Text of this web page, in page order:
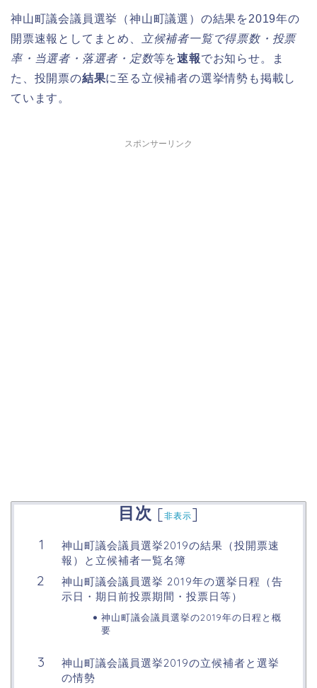
神山町議会議員選挙（神山町議選）の結果を2019年の
開票速報としてまとめ、
立候補者一覧で得票数・投票
率・当選者・落選者・定数等を速報でお知らせ。ま
た、投開票の結果に至る立候補者の選挙情勢も掲載し
ています。
スポンサーリンク
目次 [非表示]
神山町議会議員選挙2019の結果（投開票速
報）と立候補者一覧名簿
神山町議会議員選挙 2019年の選挙日程（告
示日・期日前投票期間・投票日等）
神山町議会議員選挙の2019年の日程と概
要
神山町議会議員選挙2019の立候補者と選挙
の情勢